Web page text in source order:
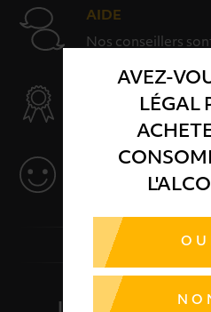
AVEZ-
LÉGAL
OUI
AIDE
Nos conseillers
SÉLECTION &
SERVICE
Des solutions